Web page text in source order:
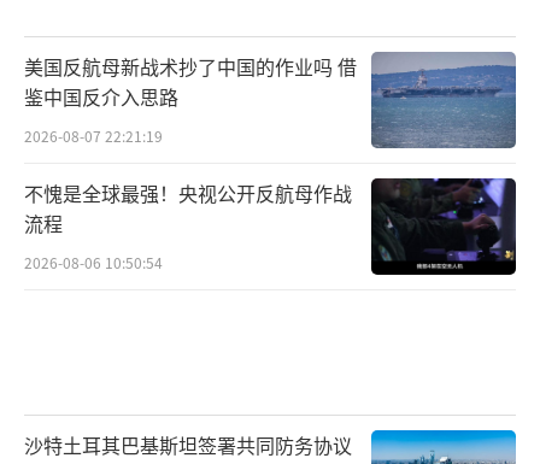
美国反航母新战术抄了中国的作业吗 借
鉴中国反介入思路
2026-08-07 22:21:19
不愧是全球最强！央视公开反航母作战
流程
2026-08-06 10:50:54
沙特土耳其巴基斯坦签署共同防务协议